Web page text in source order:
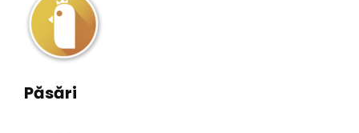
Păsări